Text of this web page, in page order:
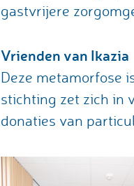
gastvrijere
Vrienden van Ikazia
Deze metamorfose
stichting zet zich in
donaties van